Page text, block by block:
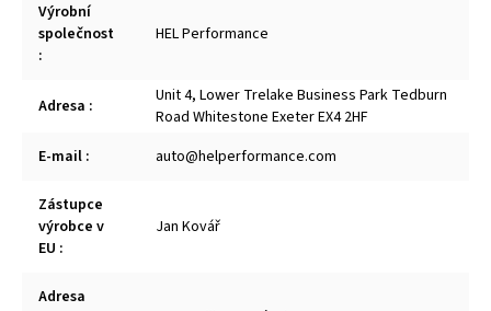
Výrobní
společnost
:
HEL Performance
Adresa :
Unit 4, Lower Trelake Business Park Tedburn
Road Whitestone Exeter EX4 2HF
E-mail : auto@helperformance.com
Zástupce
výrobce v
EU :
Jan Kovář
Adresa